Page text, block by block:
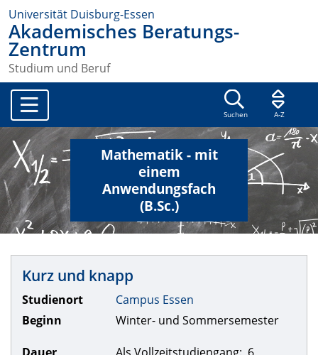
Universität Duisburg-Essen
Akademisches Beratungs-
Zentrum
Studium und Beruf
Suchen A-Z
Mathematik - mit
einem
Anwendungsfach
(B.Sc.)
Kurz und knapp
Studienort
Campus Essen
Beginn
Winter- und Sommersemester